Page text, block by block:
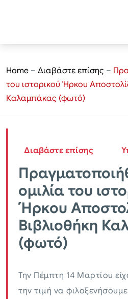
Home – Διαβάστε επίσης –
του ιστορικού Ήρκου
Καλαμπάκας (φωτό)
Διαβάστε επίσης
ομιλία του
Ήρκου
Βιβλιοθήκη
(φωτό)
Την Πέμπτη 14 Μαρτίου
την τιμή να